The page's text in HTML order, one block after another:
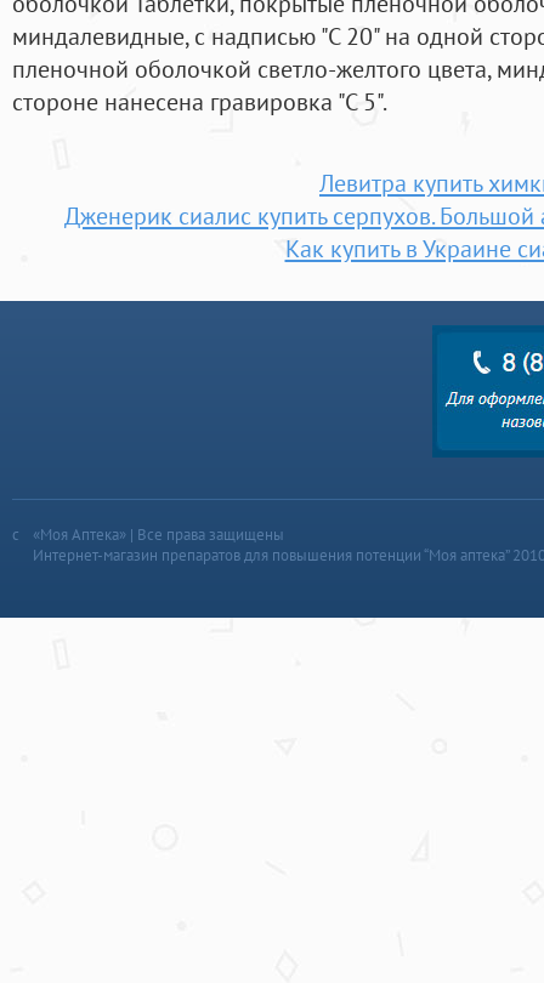
миндалевидные, с надписью "С 20" на одной
пленочной оболочкой светло-желтого цвета,
стороне нанесена гравировка "С 5".
Левитра купить
Дженерик сиалис купить серпухов.
Как купить в Украине
«Моя Аптека» | Все права защищены
Интернет-магазин препаратов для повышения потенции “Моя аптека”